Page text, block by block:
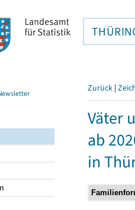
Zurück |
Väter
ab
in